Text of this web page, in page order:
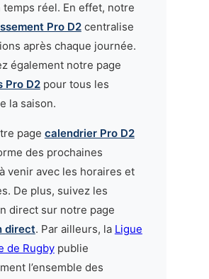
temps réel. En effet, notre
Pro D2centralise
après chaque journée.
également notre page
Pro D2pour tous les
la saison.
page calendrier Pro D2
des prochaines
venir avec les horaires et
De plus, suivez les
direct sur notre page
direct. Par ailleurs, la Ligue
de Rugbypublie
l’ensemble des